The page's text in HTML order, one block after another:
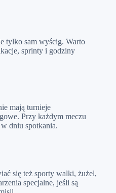
tylko sam wyścig. Warto
sprinty i godziny
mają turnieje
Przy każdym meczu
dniu spotkania.
się też sporty walki, żużel,
specjalne, jeśli są